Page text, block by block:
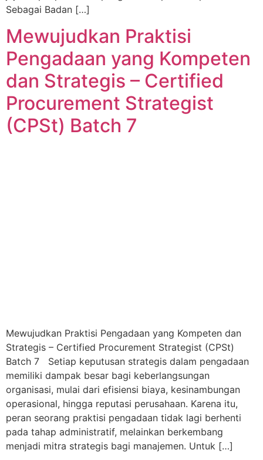
Sebagai Badan […]
Mewujudkan Praktisi
Pengadaan yang Kompeten
dan Strategis – Certified
Procurement Strategist
(CPSt) Batch 7
Mewujudkan Praktisi Pengadaan yang Kompeten dan
Strategis – Certified Procurement Strategist (CPSt)
Batch 7 Setiap keputusan strategis dalam pengadaan
memiliki dampak besar bagi keberlangsungan
organisasi, mulai dari efisiensi biaya, kesinambungan
operasional, hingga reputasi perusahaan. Karena itu,
peran seorang praktisi pengadaan tidak lagi berhenti
pada tahap administratif, melainkan berkembang
menjadi mitra strategis bagi manajemen. Untuk […]